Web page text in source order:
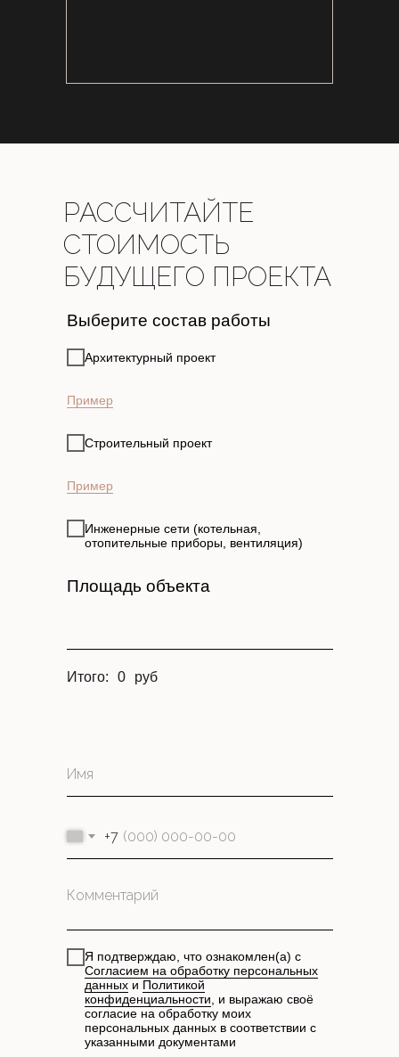
РАССЧИТАЙТЕ
СТОИМОСТЬ
БУДУЩЕГО ПРОЕКТА
Выберите состав работы
Архитектурный проект
Пример
Строительный проект
Пример
Инженерные сети (котельная,
отопительные приборы, вентиляция)
Площадь объекта
Итого: 0 руб
+7
Я подтверждаю, что ознакомлен(а) с
Согласием на обработку персональных
данных и Политикой
конфиденциальности , и выражаю своё
согласие на обработку моих
персональных данных в соответствии с
указанными документами